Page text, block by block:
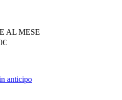
AL MESE
anticipo